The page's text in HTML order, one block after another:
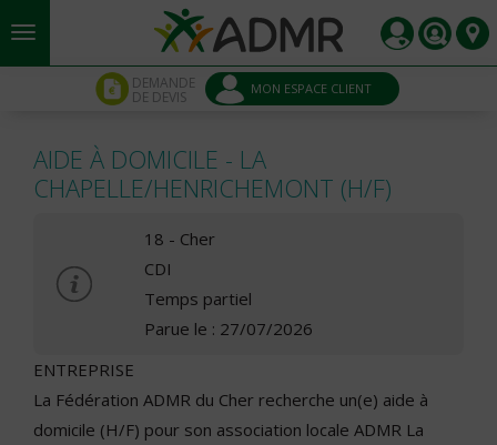
Aller au contenu principal
DEMANDE
DE DEVIS MON ESPACE CLIENT
AIDE À DOMICILE - LA
CHAPELLE/HENRICHEMONT (H/F)
18 - Cher
CDI
Temps partiel
Parue le : 27/07/2026
ENTREPRISE
La Fédération ADMR du Cher recherche un(e) aide à
domicile (H/F) pour son association locale ADMR La
Panneau de gestion des cookies